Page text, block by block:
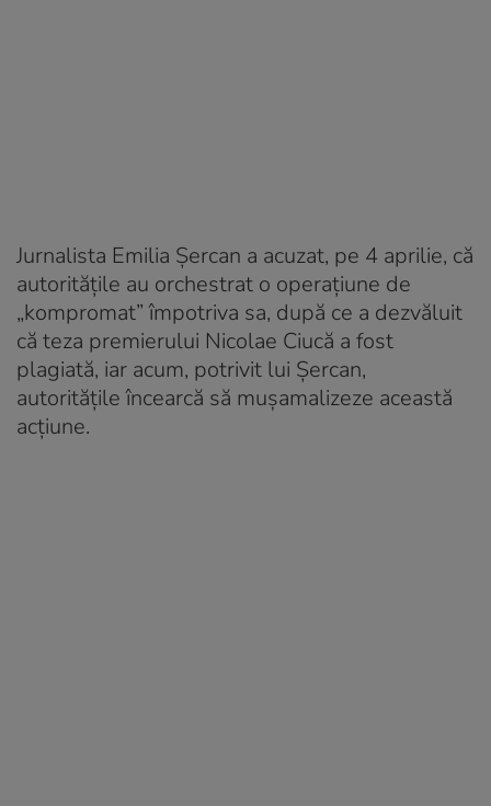
Jurnalista Emilia Şercan a acuzat, pe 4 aprilie, că
autorităţile au orchestrat o operaţiune de
„kompromat” împotriva sa, după ce a dezvăluit
că teza premierului Nicolae Ciucă a fost
plagiată, iar acum, potrivit lui Șercan,
autoritățile încearcă să muşamalizeze această
acţiune.